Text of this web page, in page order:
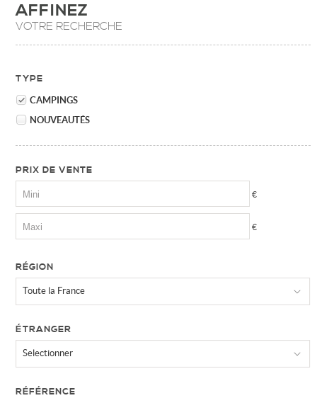
AFFINEZ
VOTRE RECHERCHE
TYPE
CAMPINGS
NOUVEAUTÉS
PRIX DE VENTE
€
€
RÉGION
Toute la France
ÉTRANGER
Selectionner
RÉFÉRENCE